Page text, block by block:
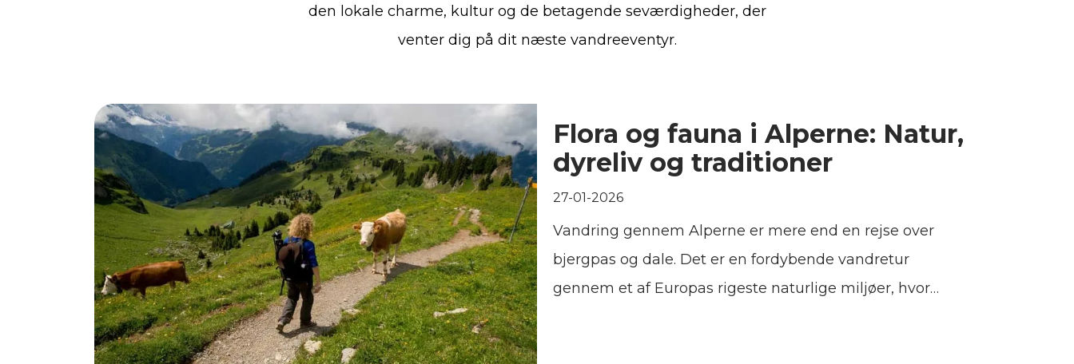
den lokale charme, kultur og de betagende seværdigheder, der
venter dig på dit næste vandreeventyr.
Flora og fauna i Alperne: Natur,
dyreliv og traditioner
27-01-2026
Vandring gennem Alperne er mere end en rejse over
bjergpas og dale. Det er en fordybende vandretur
gennem et af Europas rigeste naturlige miljøer, hvor